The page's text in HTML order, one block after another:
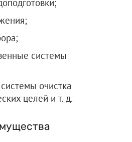
системы
очистка
целей и т. д.